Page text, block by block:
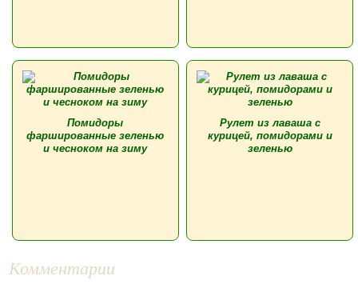
Помидоры
фаршированные зеленью
и чесноком на зиму
Рулет из лаваша с
курицей, помидорами и
зеленью
Комментарии